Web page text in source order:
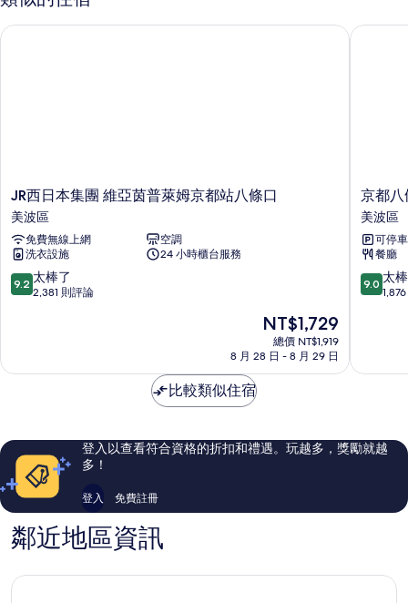
房,
吸
JR
西
日
本
集
團
維
姆
八
條
美
JR西日本集團 維亞茵普萊姆京都站八條口
美波區
免費無線上網
空調
洗衣設施
24 小時櫃台服務
9.2
分，
太
則
評
9.2 太棒了
2,381 則評論
現
在
價
NT$1,729
總價 NT$1,919
8 月 28 日 - 8 月 29 日
JR西日本集團 維亞茵普萊姆京都站八條口
京
都
八
條
都
酒
店
京都八
美波區
可停車
餐廳
9.0
分，
太
則
評
9.0 太
京都八
比較類似住宿
登入以查看符合資格的折扣和禮遇。玩越多，獎勵就越
多！
登入 免費註冊
鄰近地區資訊